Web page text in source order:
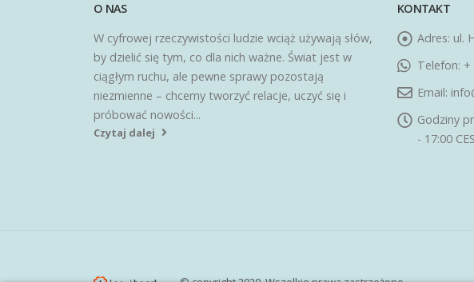
O NAS
W cyfrowej rzeczywistości ludzie wciąż używają słów,
by dzielić się tym, co dla nich ważne. Świat jest w
ciągłym ruchu, ale pewne sprawy pozostają
niezmienne – chcemy tworzyć relacje, uczyć się i
próbować nowości...
Czytaj dalej
KONTAKT
Adres: ul.
Telefon: +
Email:
Godziny
- 17:00